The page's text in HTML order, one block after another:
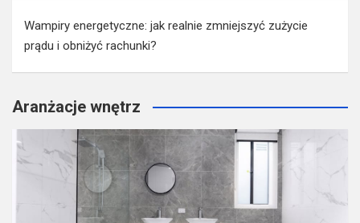
Wampiry energetyczne: jak realnie zmniejszyć zużycie
prądu i obniżyć rachunki?
Aranżacje wnętrz